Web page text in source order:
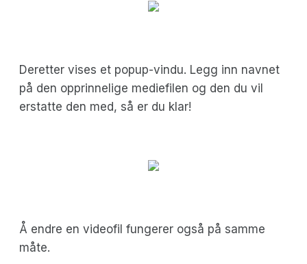
Deretter vises et popup-vindu. Legg inn navnet
på den opprinnelige mediefilen og den du vil
erstatte den med, så er du klar!
Å endre en videofil fungerer også på samme
måte.